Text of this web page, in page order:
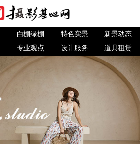
白棚绿棚 特色实景
新景动态
专业观点 设计服务 道具租赁